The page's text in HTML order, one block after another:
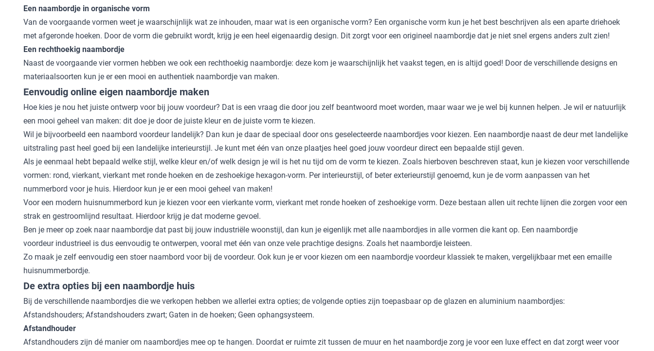
Een naambordje in organische vorm
Van de voorgaande vormen weet je waarschijnlijk wat ze inhouden, maar wat is een organische vorm? Een organische vorm kun je het best beschrijven als een aparte driehoek
met afgeronde hoeken. Door de vorm die gebruikt wordt, krijg je een heel eigenaardig design. Dit zorgt voor een origineel naambordje dat je niet snel ergens anders zult zien!
Een rechthoekig naambordje
Naast de voorgaande vier vormen hebben we ook een rechthoekig naambordje: deze kom je waarschijnlijk het vaakst tegen, en is altijd goed! Door de verschillende designs en
materiaalsoorten kun je er een mooi en authentiek naambordje van maken.
Eenvoudig online eigen naambordje maken
Hoe kies je nou het juiste ontwerp voor bij jouw voordeur? Dat is een vraag die door jou zelf beantwoord moet worden, maar waar we je wel bij kunnen helpen. Je wil er natuurlijk
een mooi geheel van maken: dit doe je door de juiste kleur en de juiste vorm te kiezen.
Wil je bijvoorbeeld een naambord voordeur landelijk? Dan kun je daar de speciaal door ons geselecteerde naambordjes voor kiezen. Een naambordje naast de deur met landelijke
uitstraling past heel goed bij een landelijke interieurstijl. Je kunt met één van onze plaatjes heel goed jouw voordeur direct een bepaalde stijl geven.
Als je eenmaal hebt bepaald welke stijl, welke kleur en/of welk design je wil is het nu tijd om de vorm te kiezen. Zoals hierboven beschreven staat, kun je kiezen voor verschillende
vormen: rond, vierkant, vierkant met ronde hoeken en de zeshoekige hexagon-vorm. Per interieurstijl, of beter exterieurstijl genoemd, kun je de vorm aanpassen van het
nummerbord voor je huis. Hierdoor kun je er een mooi geheel van maken!
Voor een modern huisnummerbord kun je kiezen voor een vierkante vorm, vierkant met ronde hoeken of zeshoekige vorm. Deze bestaan allen uit rechte lijnen die zorgen voor een
strak en gestroomlijnd resultaat. Hierdoor krijg je dat moderne gevoel.
Ben je meer op zoek naar naambordje dat past bij jouw industriële woonstijl, dan kun je eigenlijk met alle naambordjes in alle vormen die kant op. Een naambordje
voordeur industrieel is dus eenvoudig te ontwerpen, vooral met één van onze vele prachtige designs. Zoals het naambordje leisteen.
Zo maak je zelf eenvoudig een stoer naambord voor bij de voordeur. Ook kun je er voor kiezen om een naambordje voordeur klassiek te maken, vergelijkbaar met een emaille
huisnummerbordje.
De extra opties bij een naambordje huis
Bij de verschillende naambordjes die we verkopen hebben we allerlei extra opties; de volgende opties zijn toepasbaar op de glazen en aluminium naambordjes:
Afstandshouders; Afstandshouders zwart; Gaten in de hoeken; Geen ophangsysteem.
Afstandhouder
Afstandhouders zijn dé manier om naambordjes mee op te hangen. Doordat er ruimte zit tussen de muur en het naambordje zorg je voor een luxe effect en dat zorgt weer voor